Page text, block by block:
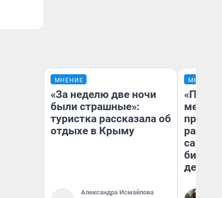
МНЕНИЕ
«За неделю две ночи
были страшные»:
туристка рассказала об
отдыхе в Крыму
Александра Исмайлова
МНЕНИЕ
самом